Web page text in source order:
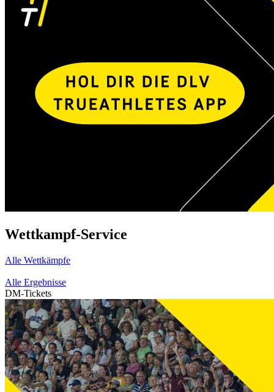
Wettkampf-Service
Alle Wettkämpfe
Alle Ergebnisse
DM-Tickets